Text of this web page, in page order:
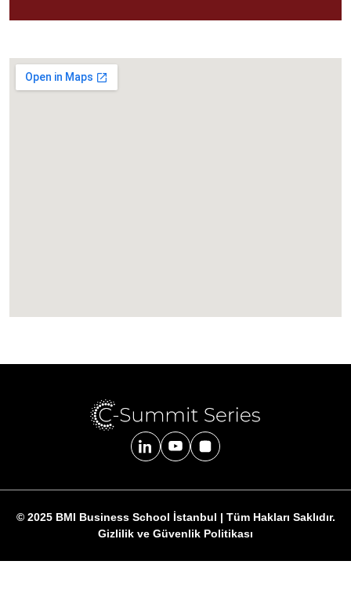
© 2025 BMI Business School İstanbul | Tüm Hakları Saklıdır.
Gizlilik ve Güvenlik Politikası